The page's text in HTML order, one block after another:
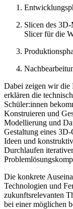
Slicen des
Slicer für die
Dabei zeigen wir die
erklären die
Schüler:innen
Konstruieren und
Modellierung und
Gestaltung eines
Ideen und
Durchlaufen
Die konkrete
Technologien und
zukunftsrelevanten
bei einer möglichen